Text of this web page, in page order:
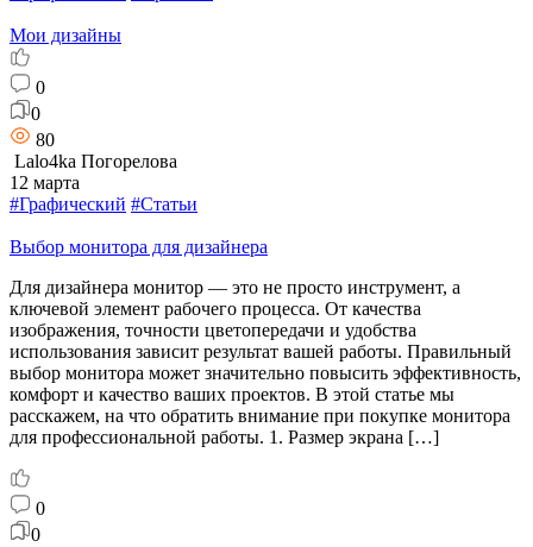
Мои дизайны
0
0
80
Lalo4ka Погорелова
12 марта
#Графический #Статьи
Выбор монитора для дизайнера
Для дизайнера монитор — это не просто инструмент, а
ключевой элемент рабочего процесса. От качества
изображения, точности цветопередачи и удобства
использования зависит результат вашей работы. Правильный
выбор монитора может значительно повысить эффективность,
комфорт и качество ваших проектов. В этой статье мы
расскажем, на что обратить внимание при покупке монитора
для профессиональной работы. 1. Размер экрана […]
0
0